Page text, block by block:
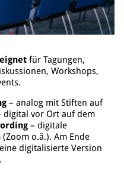
für Tagungen,
Workshops,
– analog mit Stiften auf
digital vor Ort auf dem
– digitale
o.ä.). Am Ende
digitalisierte Version